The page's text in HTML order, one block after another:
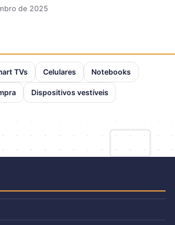
de 2025
TVs Celulares Notebooks
Dispositivos vestíveis